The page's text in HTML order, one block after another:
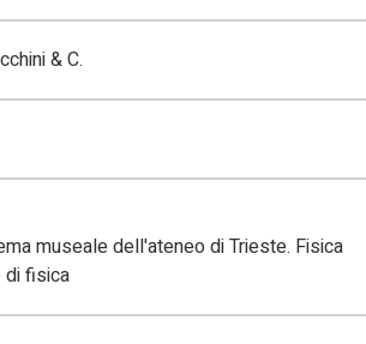
& C.
museale dell'ateneo di Trieste. Fisica
di fisica